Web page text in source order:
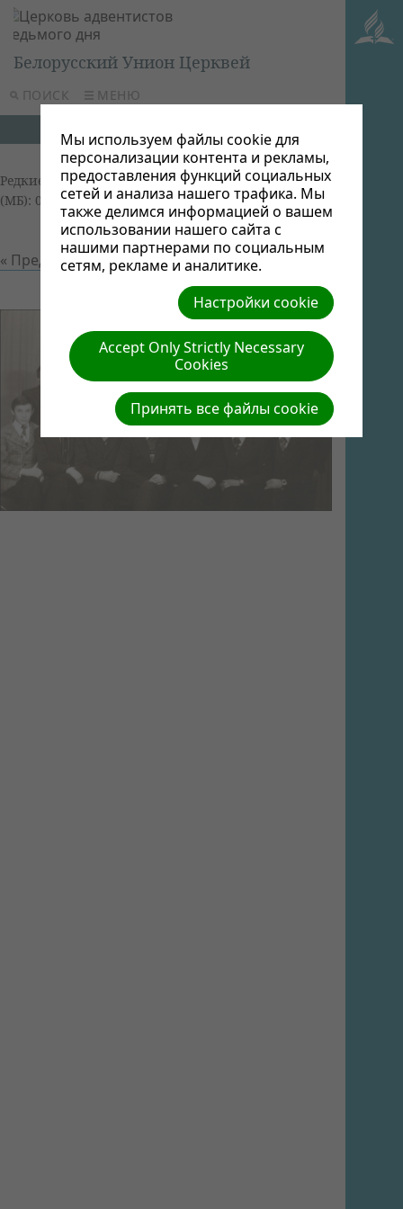
ПОИСК МЕНЮ
Белорусский Унион Церквей
Редкие кадры| Автор: Виктор Админ | Размер
(МБ): 0.05 |Скачать| Просмотров: 0
« Предыдущий Следующий »
Мы используем файлы cookie для
персонализации контента и рекламы,
предоставления функций социальных
сетей и анализа нашего трафика. Мы
также делимся информацией о вашем
использовании нашего сайта с
нашими партнерами по социальным
сетям, рекламе и аналитике.
Настройки cookie
Accept Only Strictly Necessary
Cookies
Принять все файлы cookie